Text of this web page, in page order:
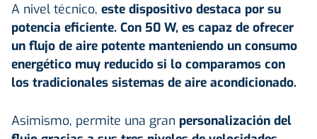
A nivel técnico, este dispositivo destaca por su
potencia eficiente. Con 50 W, es capaz de ofrecer
un flujo de aire potente manteniendo un consumo
energético muy reducido si lo comparamos con
los tradicionales sistemas de aire acondicionado.
Asimismo, permite una gran personalización del